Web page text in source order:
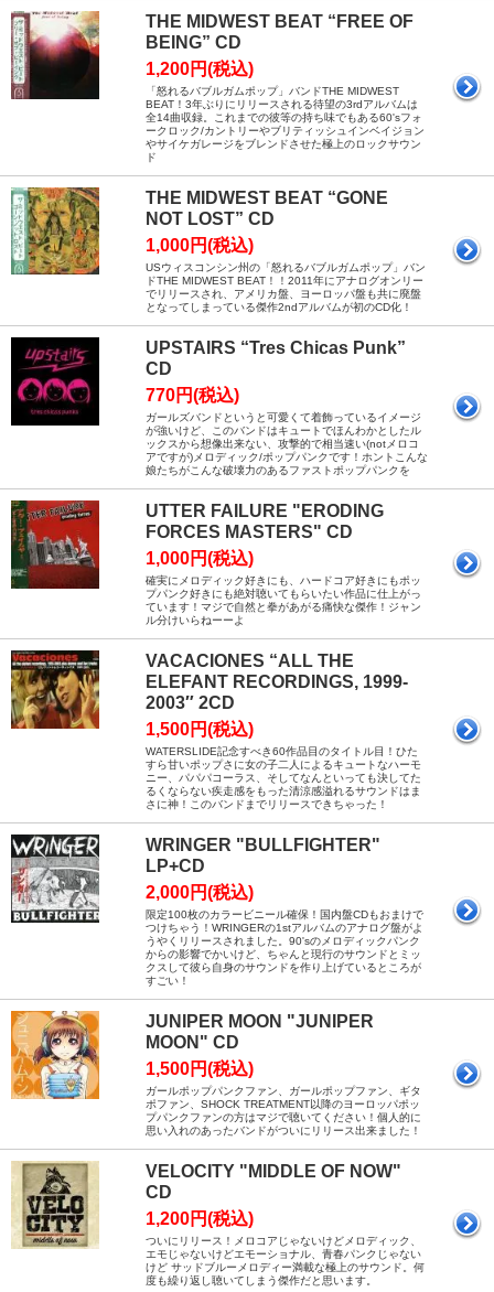
THE MIDWEST BEAT “FREE OF
BEING” CD
1,200円(税込)
「怒れるバブルガムポップ」バンドTHE MIDWEST
BEAT！3年ぶりにリリースされる待望の3rdアルバムは
全14曲収録。これまでの彼等の持ち味でもある60'sフォ
ークロック/カントリーやブリティッシュインベイジョン
やサイケガレージをブレンドさせた極上のロックサウン
ド
THE MIDWEST BEAT “GONE
NOT LOST” CD
1,000円(税込)
USウィスコンシン州の「怒れるバブルガムポップ」バン
ドTHE MIDWEST BEAT！！2011年にアナログオンリー
でリリースされ、アメリカ盤、ヨーロッパ盤も共に廃盤
となってしまっている傑作2ndアルバムが初のCD化！
UPSTAIRS “Tres Chicas Punk”
CD
770円(税込)
ガールズバンドというと可愛くて着飾っているイメージ
が強いけど、このバンドはキュートでほんわかとしたル
ックスから想像出来ない、攻撃的で相当速い(notメロコ
アですが)メロディック/ポップパンクです！ホントこんな
娘たちがこんな破壊力のあるファストポップパンクを
UTTER FAILURE "ERODING
FORCES MASTERS" CD
1,000円(税込)
確実にメロディック好きにも、ハードコア好きにもポッ
プパンク好きにも絶対聴いてもらいたい作品に仕上がっ
ています！マジで自然と拳があがる痛快な傑作！ジャン
ル分けいらねーーよ
VACACIONES “ALL THE
ELEFANT RECORDINGS, 1999-
2003″ 2CD
1,500円(税込)
WATERSLIDE記念すべき60作品目のタイトル目！ひた
すら甘いポップさに女の子二人によるキュートなハーモ
ニー、パパパコーラス、そしてなんといっても決してた
るくならない疾走感をもった清涼感溢れるサウンドはま
さに神！このバンドまでリリースできちゃった！
WRINGER "BULLFIGHTER"
LP+CD
2,000円(税込)
限定100枚のカラービニール確保！国内盤CDもおまけで
つけちゃう！WRINGERの1stアルバムのアナログ盤がよ
うやくリリースされました。90'sのメロディックパンク
からの影響でかいけど、ちゃんと現行のサウンドとミッ
クスして彼ら自身のサウンドを作り上げているところが
すごい！
JUNIPER MOON "JUNIPER
MOON" CD
1,500円(税込)
ガールポップパンクファン、ガールポップファン、ギタ
ポファン、SHOCK TREATMENT以降のヨーロッパポッ
プパンクファンの方はマジで聴いてください！個人的に
思い入れのあったバンドがついにリリース出来ました！
VELOCITY "MIDDLE OF NOW"
CD
1,200円(税込)
ついにリリース！メロコアじゃないけどメロディック、
エモじゃないけどエモーショナル、青春パンクじゃない
けど サッドブルーメロディー満載な極上のサウンド。何
度も繰り返し聴いてしまう傑作だと思います。